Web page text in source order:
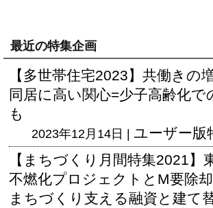
最近の特集企画
【多世帯住宅2023】共働きの
同居に高い関心=少子高齢化で
も
2023年12月14日 | ユーザー版
【まちづくり月間特集2021】
不燃化プロジェクトとM要除却
まちづくり支える融資と建て